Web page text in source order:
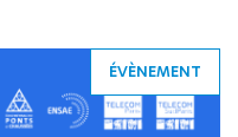
ÉVÈNEMENT